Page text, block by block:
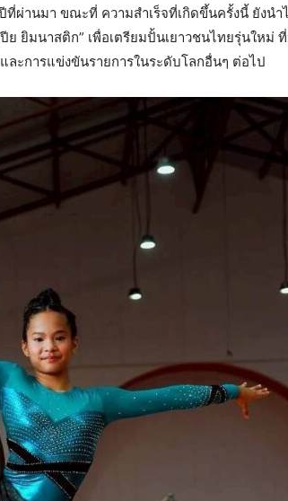
ผ่านมา ขณะที่ ความสำเร็จที่เกิดขึ้นครั้งนี้ ยังนำ
ยิมนาสติก” เพื่อเตรียมปั้นเยาวชนไทยรุ่นใหม่
ะการแข่งขันรายการในระดับโลกอื่นๆ ต่อไป